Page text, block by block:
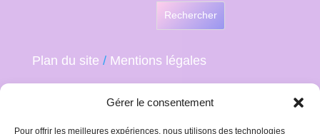
Gérer le consentement
Pour offrir les meilleures expériences, nous utilisons des technologies
Rechercher
Plan du site / Mentions légales